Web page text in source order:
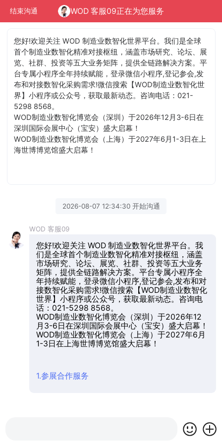
结束沟通 WOD 客服09正在为您服务
您好!欢迎关注 WOD 制造业数智化世界平台。我们是全球
首个制造业数智化精准对接枢纽，涵盖市场研究、论坛、展
览、社群、投资等五大业务矩阵，提供全链路解决方案。平
台专属小程序全年持续赋能，登录微信小程序,登记参会,发
布和对接数智化采购需求!微信搜索【WOD制造业数智化世
界】小程序或公众号，获取最新动态。咨询电话：021-
5298 8568。
WOD制造业数智化博览会（深圳）于2026年12月3-6日在
深圳国际会展中心（宝安）盛大启幕！
WOD制造业数智化博览会（上海）于2027年6月1-3日在上
海世博博览馆盛大启幕！
2026-08-07 12:34:30 开始沟通
WOD 客服09
您好!欢迎关注 WOD 制造业数智化世界平台。我
们是全球首个制造业数智化精准对接枢纽，涵盖
市场研究、论坛、展览、社群、投资等五大业务
矩阵，提供全链路解决方案。平台专属小程序全
年持续赋能，登录微信小程序,登记参会,发布和对
接数智化采购需求!微信搜索【WOD制造业数智化
世界】小程序或公众号，获取最新动态。咨询电
话：021-5298 8568。
WOD制造业数智化博览会（深圳）于2026年12
月3-6日在深圳国际会展中心（宝安）盛大启幕！
WOD制造业数智化博览会（上海）于2027年6月
1-3日在上海世博博览馆盛大启幕！
1.参展合作服务